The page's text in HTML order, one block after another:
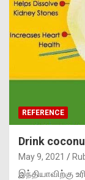
REFERENCE
Drink
May 9, 2021
இந்தியாவிற்கு